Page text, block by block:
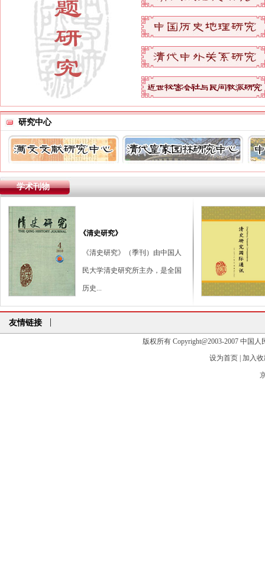
研究中心
学术刊物
《清史研究》
《清史研究》（季刊）由中国人
民大学清史研究所主办，是全国
历史...
友情链接
台北故宫博物院 中国第一历史档案馆
中
中国社会科学院近代史研究所
中研院历史语言研究所
中
版权所有 Copyright@2003-2007 中国
设为首页 加入